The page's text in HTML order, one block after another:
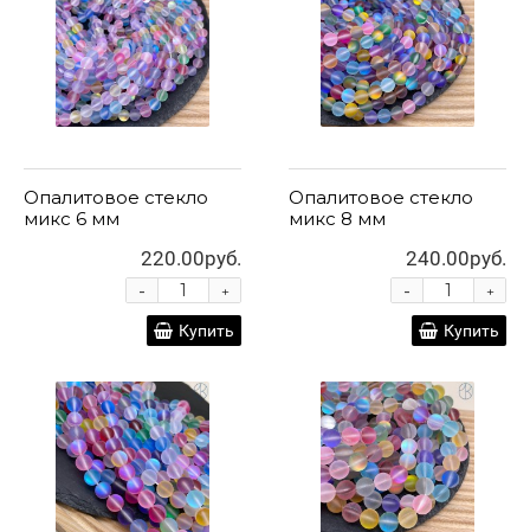
Опалитовое стекло
микс 6 мм
220.00руб.
+
-
Купить
Опалитовое стекло
микс 8 мм
240.00руб.
+
-
Купить